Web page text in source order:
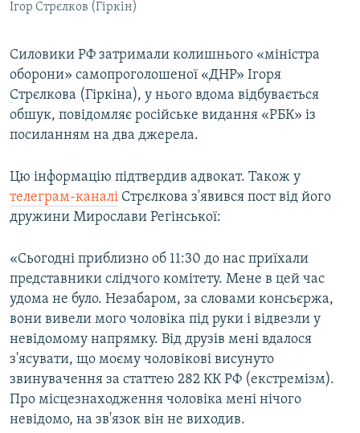
ІНФОГРАФІКА
ДОЛУЧАЙСЯ!
Усі сайти RFE/RL
Ігор Стрєлков (Гіркін)
Силовики РФ затримали колишнього «міністра
оборони» самопроголошеної «ДНР» Ігоря
Стрєлкова (Гіркіна), у нього вдома відбувається
обшук, повідомляє російське видання «РБК» із
посиланням на два джерела.
Цю інформацію підтвердив адвокат. Також у
телеграм-каналі Стрєлкова з'явився пост від його
дружини Мирослави Регінської:
«Сьогодні приблизно об 11:30 до нас приїхали
представники слідчого комітету. Мене в цей час
удома не було. Незабаром, за словами консьєржа,
вони вивели мого чоловіка під руки і відвезли у
невідомому напрямку. Від друзів мені вдалося
з'ясувати, що моєму чоловікові висунуто
звинувачення за статтею 282 КК РФ (екстремізм).
Про місцезнаходження чоловіка мені нічого
невідомо, на зв'язок він не виходив.